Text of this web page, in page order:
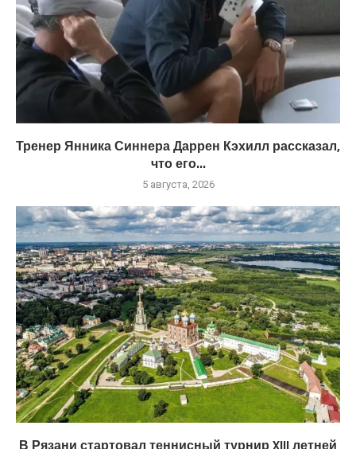
Тренер Янника Синнера Даррен Кэхилл рассказал,
что его...
5 августа, 2026
В Рязани стартовал теннисный турнир XIII летней